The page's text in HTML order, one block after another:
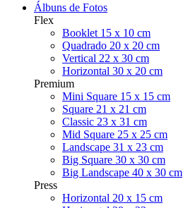
Álbuns de Fotos
Flex
Booklet 15 x 10 cm
Quadrado 20 x 20 cm
Vertical 22 x 30 cm
Horizontal 30 x 20 cm
Premium
Mini Square 15 x 15 cm
Square 21 x 21 cm
Classic 23 x 31 cm
Mid Square 25 x 25 cm
Landscape 31 x 23 cm
Big Square 30 x 30 cm
Big Landscape 40 x 30 cm
Press
Horizontal 20 x 15 cm